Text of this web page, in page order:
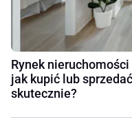
Rynek
jak kupić lub
skutecznie?